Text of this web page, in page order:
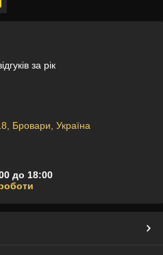
за рік
Бровари, Україна
до 18:00